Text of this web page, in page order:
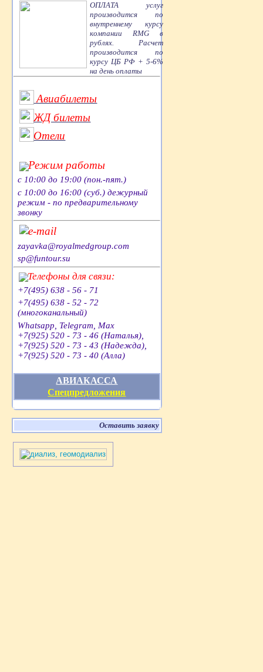
ОПЛАТА услуг
производится по
внутреннему курсу
компании RMG в
рублях. Расчет
производится по
курсу ЦБ РФ + 5-6%
на день оплаты
Авиабилеты
ЖД билеты
Отели
Режим работы
с 10:00 до 19:00 (пон.-пят.)
с 10:00 до 16:00 (суб.) дежурный
режим - по предварительному
звонку
e-mail
zayavka@royalmedgroup.com
sp@funtour.su
Телефоны для связи:
+7(495) 638 - 56 - 71
+7(495) 638 - 52 - 72
(многоканальный)
Whatsapp, Telegram, Max
+7(925) 520 - 73 - 46 (Наталья),
+7(925) 520 - 73 - 43 (Надежда),
+7(925) 520 - 73 - 40 (Алла)
АВИАКАССА
Спецпредложения
Оставить заявку